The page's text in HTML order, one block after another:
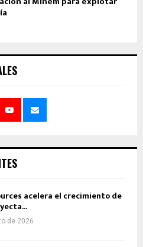
acelera el crecimiento de
de 2026